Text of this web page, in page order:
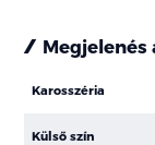
Megjelenés
Karosszéria
Külső szín